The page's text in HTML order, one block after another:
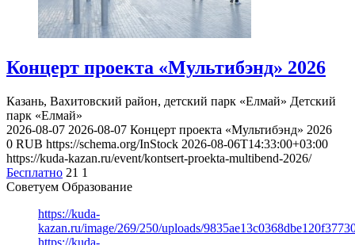
Концерт проекта «Мультибэнд» 2026
Казань, Вахитовский район, детский парк «Елмай» Детский
парк «Елмай»
2026-08-07 2026-08-07 Концерт проекта «Мультибэнд» 2026
0 RUB https://schema.org/InStock 2026-08-06T14:33:00+03:00
https://kuda-kazan.ru/event/kontsert-proekta-multibend-2026/
Бесплатно 21 1
Советуем Образование
https://kuda-
kazan.ru/image/269/250/uploads/
https://kuda-